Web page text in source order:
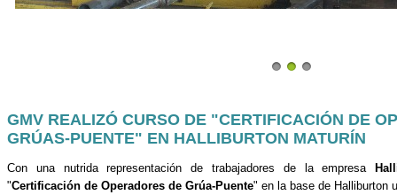
GMV REALIZÓ CURSO DE "CERTIFICACIÓN DE
GRÚAS-PUENTE" EN HALLIBURTON MATURÍN
Con una nutrida representación de trabajadores de la empresa
"Certificación de Operadores de Grúa-Puente" en la base de Halliburton